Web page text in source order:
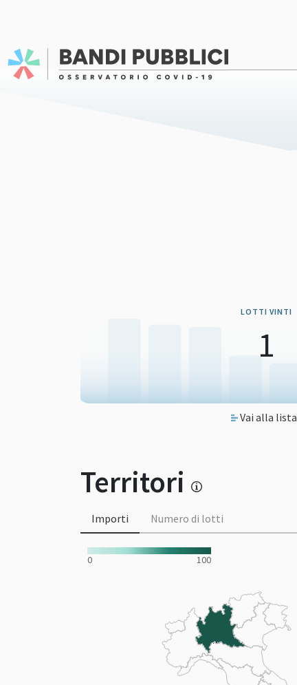
LOTTI VINTI
1
Vai alla lista
Territori
Importi Numero di lotti
0 100